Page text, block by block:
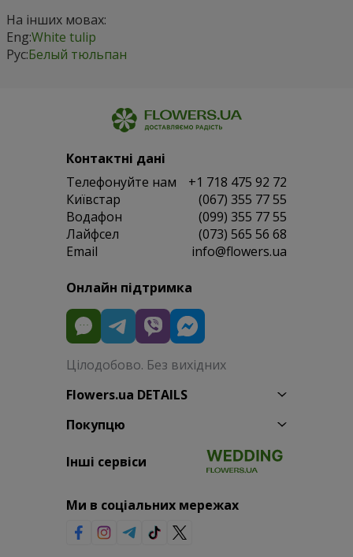
На інших мовах:
Eng:White tulip
Рус:Белый тюльпан
Контактні дані
Телефонуйте нам
+1 718 475 92 72
Київстар
(067) 355 77 55
Водафон
(099) 355 77 55
Лайфсел
(073) 565 56 68
Email
info@flowers.ua
Онлайн підтримка
Цілодобово. Без вихідних
Flowers.ua DETAILS
Покупцю
Інші сервіси
Ми в соціальних мережах